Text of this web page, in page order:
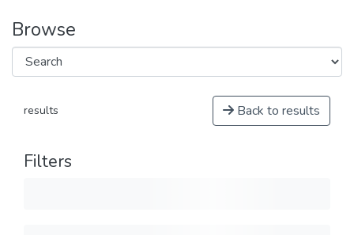
Browse
results Back to results
Filters